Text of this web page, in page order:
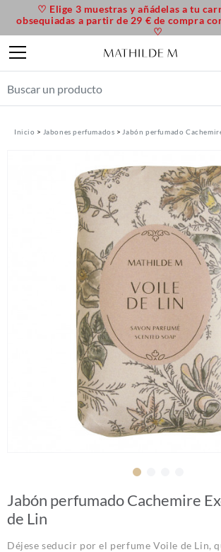
Inicio Jabones perfumados Jabón perfumado
Jabón perfumado Cachemire
de Lin
Déjese seducir por el perfume Voile de Lin,
♡ Elige 3 muestras y añádelas a tu
obsequiadas a partir de 29 € de compra
♡